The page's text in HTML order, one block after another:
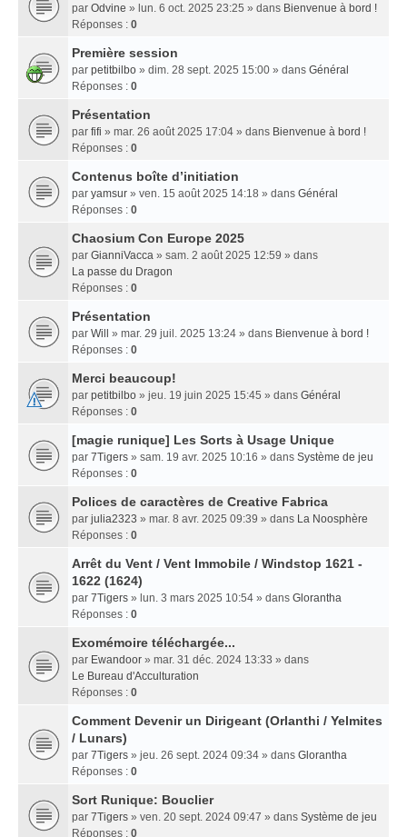
par Odvine » lun. 6 oct. 2025 23:25 » dans Bienvenue à bord !
Réponses : 0
Première session
par petitbilbo » dim. 28 sept. 2025 15:00 » dans Général
Réponses : 0
Présentation
par fifi » mar. 26 août 2025 17:04 » dans Bienvenue à bord !
Réponses : 0
Contenus boîte d’initiation
par yamsur » ven. 15 août 2025 14:18 » dans Général
Réponses : 0
Chaosium Con Europe 2025
par GianniVacca » sam. 2 août 2025 12:59 » dans
La passe du Dragon
Réponses : 0
Présentation
par Will » mar. 29 juil. 2025 13:24 » dans Bienvenue à bord !
Réponses : 0
Merci beaucoup!
par petitbilbo » jeu. 19 juin 2025 15:45 » dans Général
Réponses : 0
[magie runique] Les Sorts à Usage Unique
par 7Tigers » sam. 19 avr. 2025 10:16 » dans Système de jeu
Réponses : 0
Polices de caractères de Creative Fabrica
par julia2323 » mar. 8 avr. 2025 09:39 » dans La Noosphère
Réponses : 0
Arrêt du Vent / Vent Immobile / Windstop 1621 -
1622 (1624)
par 7Tigers » lun. 3 mars 2025 10:54 » dans Glorantha
Réponses : 0
Exomémoire téléchargée...
par Ewandoor » mar. 31 déc. 2024 13:33 » dans
Le Bureau d'Acculturation
Réponses : 0
Comment Devenir un Dirigeant (Orlanthi / Yelmites
/ Lunars)
par 7Tigers » jeu. 26 sept. 2024 09:34 » dans Glorantha
Réponses : 0
Sort Runique: Bouclier
par 7Tigers » ven. 20 sept. 2024 09:47 » dans Système de jeu
Réponses : 0